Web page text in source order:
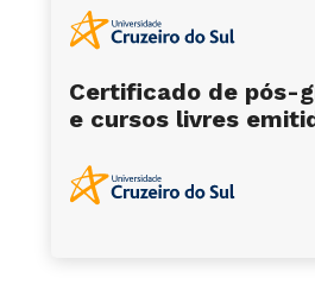
Certificado de pós-
e cursos livres